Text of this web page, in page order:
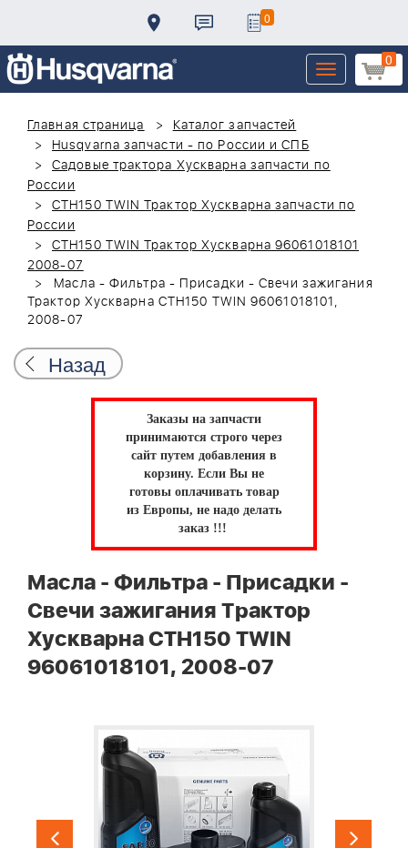
0
0
Toggle
navigation
Главная страница
Каталог запчастей
Husqvarna запчасти - по России и СПБ
Садовые трактора Хускварна запчасти по
России
CTH150 TWIN Трактор Хускварна запчасти по
России
CTH150 TWIN Трактор Хускварна 96061018101
2008-07
Масла - Фильтра - Присадки - Свечи зажигания
Трактор Хускварна CTH150 TWIN 96061018101,
2008-07
Назад
Заказы на запчасти
принимаются строго через
сайт путем добавления в
корзину. Если Вы не
готовы оплачивать товар
из Европы, не надо делать
заказ !!!
Масла - Фильтра - Присадки -
Свечи зажигания Трактор
Хускварна CTH150 TWIN
96061018101, 2008-07